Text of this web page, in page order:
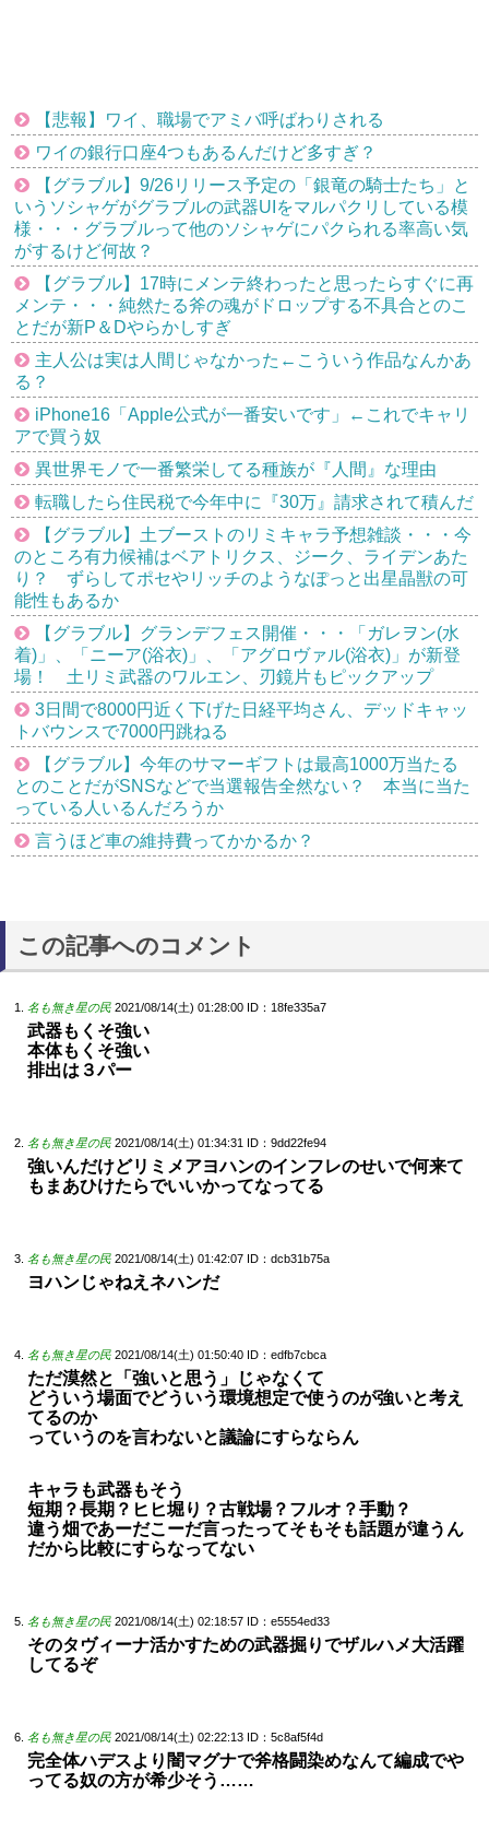
【悲報】ワイ、職場でアミバ呼ばわりされる
ワイの銀行口座4つもあるんだけど多すぎ？
【グラブル】9/26リリース予定の「銀竜の騎士たち」と
いうソシャゲがグラブルの武器UIをマルパクリしている模
様・・・グラブルって他のソシャゲにパクられる率高い気
がするけど何故？
【グラブル】17時にメンテ終わったと思ったらすぐに再
メンテ・・・純然たる斧の魂がドロップする不具合とのこ
とだが新P＆Dやらかしすぎ
主人公は実は人間じゃなかった←こういう作品なんかあ
る？
iPhone16「Apple公式が一番安いです」←これでキャリ
アで買う奴
異世界モノで一番繁栄してる種族が『人間』な理由
転職したら住民税で今年中に『30万』請求されて積んだ
【グラブル】土ブーストのリミキャラ予想雑談・・・今
のところ有力候補はベアトリクス、ジーク、ライデンあた
り？ ずらしてポセやリッチのようなぽっと出星晶獣の可
能性もあるか
【グラブル】グランデフェス開催・・・「ガレヲン(水
着)」、「ニーア(浴衣)」、「アグロヴァル(浴衣)」が新登
場！ 土リミ武器のワルエン、刃鏡片もピックアップ
3日間で8000円近く下げた日経平均さん、デッドキャッ
トバウンスで7000円跳ねる
【グラブル】今年のサマーギフトは最高1000万当たる
とのことだがSNSなどで当選報告全然ない？ 本当に当た
っている人いるんだろうか
言うほど車の維持費ってかかるか？
この記事へのコメント
名も無き星の民 2021/08/14(土) 01:28:00 ID：18fe335a7
武器もくそ強い
本体もくそ強い
排出は３パー
名も無き星の民 2021/08/14(土) 01:34:31 ID：9dd22fe94
強いんだけどリミメアヨハンのインフレのせいで何来て
もまあひけたらでいいかってなってる
名も無き星の民 2021/08/14(土) 01:42:07 ID：dcb31b75a
ヨハンじゃねえネハンだ
名も無き星の民 2021/08/14(土) 01:50:40 ID：edfb7cbca
ただ漠然と「強いと思う」じゃなくて
どういう場面でどういう環境想定で使うのが強いと考え
てるのか
っていうのを言わないと議論にすらならん
キャラも武器もそう
短期？長期？ヒヒ堀り？古戦場？フルオ？手動？
違う畑であーだこーだ言ったってそもそも話題が違うん
だから比較にすらなってない
名も無き星の民 2021/08/14(土) 02:18:57 ID：e5554ed33
そのタヴィーナ活かすための武器掘りでザルハメ大活躍
してるぞ
名も無き星の民 2021/08/14(土) 02:22:13 ID：5c8af5f4d
完全体ハデスより闇マグナで斧格闘染めなんて編成でや
ってる奴の方が希少そう……